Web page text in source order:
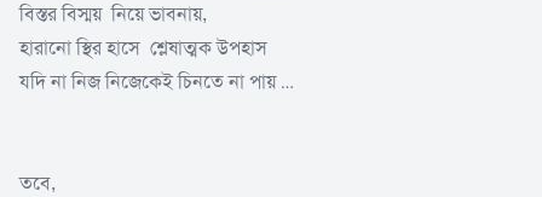
বিস্তর বিস্ময় নিয়ে ভাবনায়,
হারানো স্থির হাসে শ্লেষাত্মক উপহাস
যদি না নিজ নিজেকেই চিনতে না পায় …
তবে,